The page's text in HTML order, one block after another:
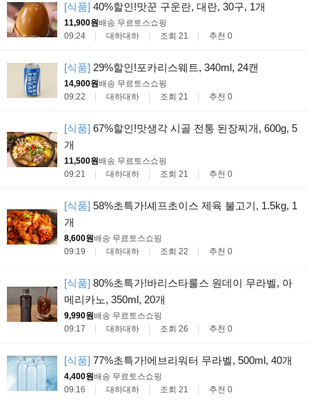
[식품] 40%할인!맛꾼 구운란, 대란, 30구, 1개
11,900원배송 무료토스쇼핑
09:24
대하대하 조회 21 추천 0
[식품] 29%할인!포카리스웨트, 340ml, 24캔
14,900원배송 무료토스쇼핑
09:22
대하대하 조회 21 추천 0
[식품] 67%할인!맛생각 시골 전통 된장찌개, 600g, 5
개
11,500원배송 무료토스쇼핑
09:21
대하대하 조회 21 추천 0
[식품] 58%초특가!셰프초이스 제육 불고기, 1.5kg, 1
개
8,600원배송 무료토스쇼핑
09:19
대하대하 조회 22 추천 0
[식품] 80%초특가!바리스타룰스 원데이 무라벨, 아
메리카노, 350ml, 20개
9,990원배송 무료토스쇼핑
09:17
대하대하 조회 26 추천 0
[식품] 77%초특가!에브리워터 무라벨, 500ml, 40개
4,400원배송 무료토스쇼핑
09:16
대하대하 조회 21 추천 0